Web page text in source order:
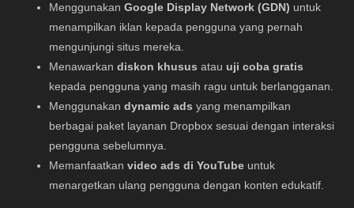
MenggunakanGoogle Display Network (GDN) untuk
menampilkan iklan kepada pengguna yang pernah
mengunjungi situs mereka.
Menawarkandiskon khusus atau uji coba gratis
kepada pengguna yang masih ragu untuk berlangganan.
Menggunakandynamic ads yang menampilkan
berbagai paket layanan Dropbox sesuai dengan interaksi
pengguna sebelumnya.
Memanfaatkanvideo ads di YouTube untuk
menargetkan ulang pengguna dengan konten edukatif.